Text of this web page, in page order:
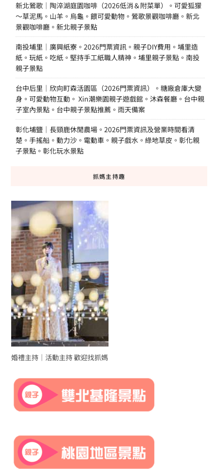
新北鶯歌｜陶淬湖庭園咖啡（2026低消＆附菜單）。可愛狐獴
～草泥馬。山羊。烏龜。餵可愛動物。鶯歌景觀咖啡廳。新北
景觀咖啡廳。新北親子景點
南投埔里｜廣興紙寮。2026門票資訊。親子DIY費用。埔里造
紙。玩紙。吃紙。堅持手工紙職人精神。埔里親子景點。南投
親子景點
台中后里｜欣向町森活園區（2026門票資訊）。糖廠倉庫大變
身。可愛動物互動。 Xin潮樂園親子遊戲館。沐森餐廳。台中親
子室內景點。台中親子景點推薦。雨天備案
彰化埔鹽｜長頸鹿休閒農場。2026門票資訊及營業時間看清
楚。手搖船。動力沙。電動車。親子戲水。綠地草皮。彰化親
子景點。彰化玩水景點
抓媽主持趣
婚禮主持｜活動主持 歡迎找抓媽